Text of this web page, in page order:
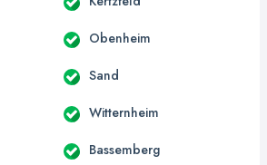
Obenheim
Sand
Witternheim
Bassemberg